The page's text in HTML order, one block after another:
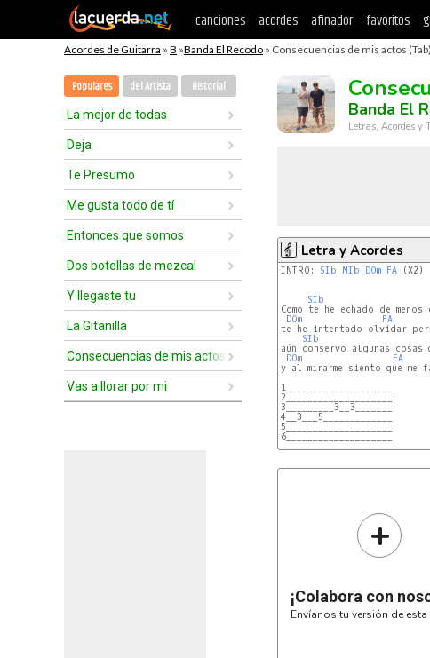
canciones acordes afinador favoritos
Acordes de Guitarra » B »Banda El Recodo » Consecuencias de mis actos (Tab)
Populares del Artista Historial
La mejor de todas
Deja
Te Presumo
Me gusta todo de tí
Entonces que somos
Dos botellas de mezcal
Y llegaste tu
La Gitanilla
Consecuencias de mis actos
Vas a llorar por mi
Banda El
Letras, Acordes
Letra y Acordes
INTRO: SIb MIb DOm FA (X2)
SIb
Como te he echado de
DOm
FA
te he intentado olvidar
SIb
aún conservo algunas cosas
DOm
FA
y al mirarme siento que me
1____________________
2____________________
3_________3__3_______
4__3___5_____________
5____________________
6____________________
+
¡Colabora con
Envíanos tu versión de